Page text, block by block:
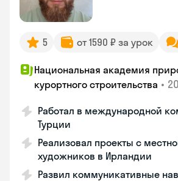
5 от 1590 ₽ за урок
Национальная академия
курортного строительства •
Работал в международной
Турции
Реализовал проекты с
художников в Ирландии
Развил коммуникативные